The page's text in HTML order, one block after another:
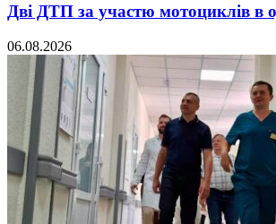
Дві ДТП за участю мотоциклів в
06.08.2026